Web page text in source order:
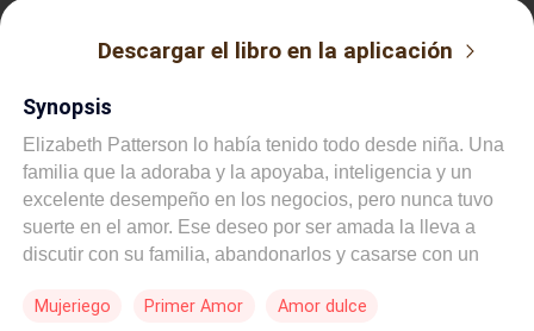
Descargar el libro en la aplicación
Synopsis
Elizabeth Patterson lo había tenido todo desde niña. Una
familia que la adoraba y la apoyaba, inteligencia y un
excelente desempeño en los negocios, pero nunca tuvo
suerte en el amor. Ese deseo por ser amada la lleva a
discutir con su familia, abandonarlos y casarse con un
desengaño y un divorcio, Elizabeth se siente incapaz de
Mujeriego Primer Amor Amor dulce